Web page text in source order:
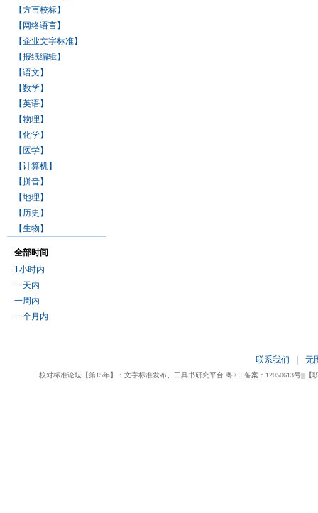
【方言校标】
【网络语言】
【企业文字标准】
【报纸编辑】
【语文】
【数学】
【英语】
【物理】
【化学】
【医学】
【计算机】
【拼音】
【地理】
【历史】
【生物】
全部时间
1小时内
一天内
一周内
一个月内
联系我们 无
校对标准论坛【第15年】：文字标准发布、工具书研究平台 粤ICP备案：12050613号|||【